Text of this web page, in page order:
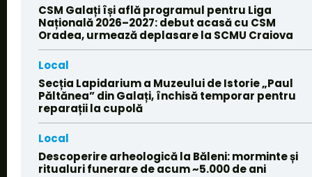
CSM Galați își află programul pentru Liga
Națională 2026–2027: debut acasă cu CSM
Oradea, urmează deplasare la SCMU Craiova
Local
Secția Lapidarium a Muzeului de Istorie „Paul
Păltănea” din Galați, închisă temporar pentru
reparații la cupolă
Local
Descoperire arheologică la Băleni: morminte și
ritualuri funerare de acum ~5.000 de ani